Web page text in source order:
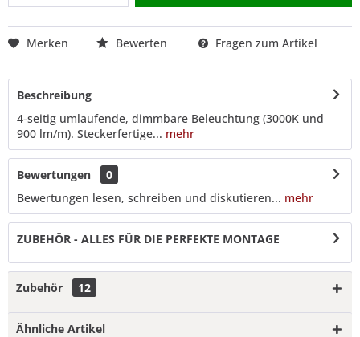
Merken Bewerten Fragen zum Artikel
Beschreibung
4-seitig umlaufende, dimmbare Beleuchtung (3000K und
900 lm/m). Steckerfertige... mehr
Bewertungen
0
Bewertungen lesen, schreiben und diskutieren... mehr
ZUBEHÖR - ALLES FÜR DIE PERFEKTE MONTAGE
Zubehör 12
Ähnliche Artikel